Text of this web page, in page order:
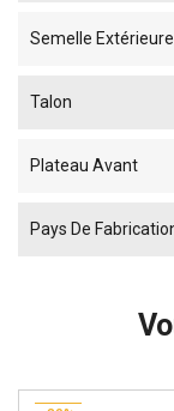
Semelle Extérieure
Talon
Plateau Avant
Pays De